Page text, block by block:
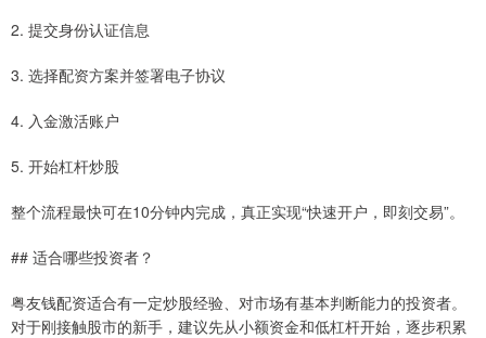
2. 提交身份认证信息
3. 选择配资方案并签署电子协议
4. 入金激活账户
5. 开始杠杆炒股
整个流程最快可在10分钟内完成，真正实现“快速开户，即刻交易”。
## 适合哪些投资者？
粤友钱配资适合有一定炒股经验、对市场有基本判断能力的投资者。
对于刚接触股市的新手，建议先从小额资金和低杠杆开始，逐步积累